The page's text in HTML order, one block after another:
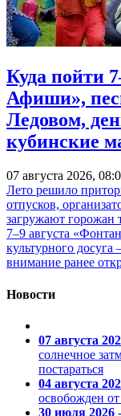
Куда пойти
Афиши»,
Ледовом,
кубинские
07 августа 2026,
Лето решило
отпусков,
загружают горожан
7–9 августа
культурного
внимание ранее
Новости
07 августа
солнечное
постараться
04 августа
освобожден
30 июля 2026